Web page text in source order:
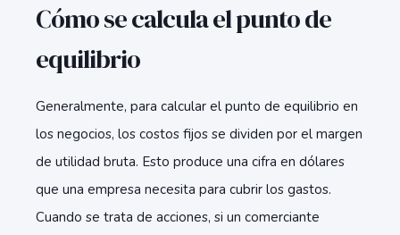
Cómo se calcula el punto de
equilibrio
Generalmente, para calcular el punto de equilibrio en
los negocios, los costos fijos se dividen por el margen
de utilidad bruta. Esto produce una cifra en dólares
que una empresa necesita para cubrir los gastos.
Cuando se trata de acciones, si un comerciante